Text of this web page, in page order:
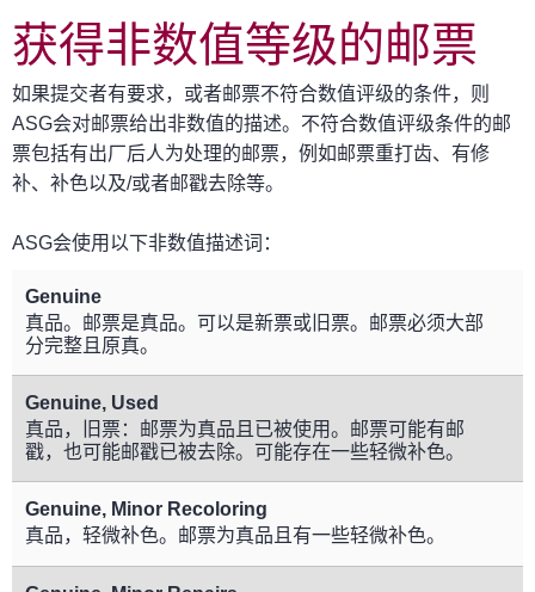
获得非数值等级的邮票
如果提交者有要求，或者邮票不符合数值评级的条件，则
ASG会对邮票给出非数值的描述。不符合数值评级条件的邮
票包括有出厂后人为处理的邮票，例如邮票重打齿、有修
补、补色以及/或者邮戳去除等。
ASG会使用以下非数值描述词：
Genuine
真品。邮票是真品。可以是新票或旧票。邮票必须大部
分完整且原真。
Genuine, Used
真品，旧票：邮票为真品且已被使用。邮票可能有邮
戳，也可能邮戳已被去除。可能存在一些轻微补色。
Genuine, Minor Recoloring
真品，轻微补色。邮票为真品且有一些轻微补色。